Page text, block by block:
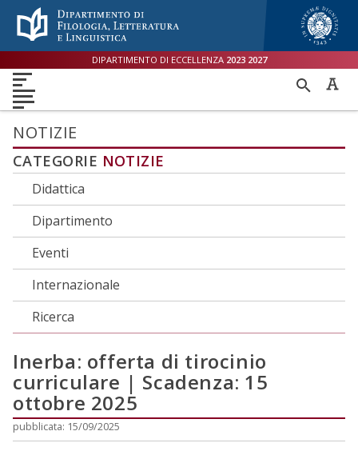
Menù accessibilità
to main menu
to content
DIPARTIMENTO DI ECCELLENZA 2023 2027
NOTIZIE
CATEGORIE NOTIZIE
Didattica
Dipartimento
Eventi
Internazionale
Ricerca
Inerba: offerta di tirocinio
curriculare | Scadenza: 15
ottobre 2025
pubblicata: 15/09/2025